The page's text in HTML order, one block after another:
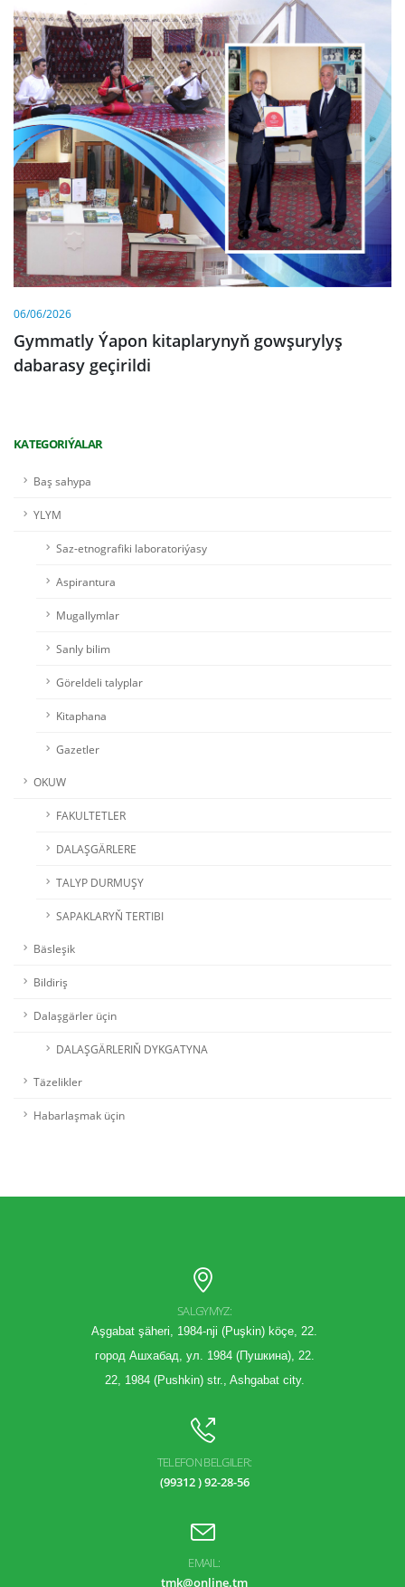
06/06/2026
Gymmatly Ýapon kitaplarynyň gowşurylyş
dabarasy geçirildi
KATEGORIÝALAR
Baş sahypa
YLYM
Saz-etnografiki laboratoriýasy
Aspirantura
Mugallymlar
Sanly bilim
Göreldeli talyplar
Kitaphana
Gazetler
OKUW
FAKULTETLER
DALAŞGÄRLERE
TALYP DURMUŞY
SAPAKLARYŇ TERTIBI
Bäsleşik
Bildiriş
Dalaşgärler üçin
DALAŞGÄRLERIŇ DYKGATYNA
Täzelikler
Habarlaşmak üçin
SALGYMYZ:
Aşgabat şäheri, 1984-nji (Puşkin) köçe, 22.
город Ашхабад, ул. 1984 (Пушкина), 22.
22, 1984 (Pushkin) str., Ashgabat city.
TELEFON BELGILER:
(99312 ) 92-28-56
EMAIL:
tmk@online.tm